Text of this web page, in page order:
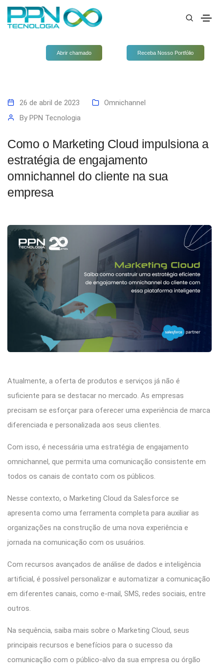
Abrir chamado Receba Nosso Portfólio
26 de abril de 2023
Omnichannel
By PPN Tecnologia
Como o Marketing Cloud impulsiona a
estratégia de engajamento
omnichannel do cliente na sua
empresa
Atualmente, a oferta de produtos e serviços já não é
suficiente para se destacar no mercado. As empresas
precisam se esforçar para oferecer uma experiência de marca
diferenciada e personalizada aos seus clientes.
Com isso, é necessária uma estratégia de engajamento
omnichannel, que permita uma comunicação consistente em
todos os canais de contato com os públicos.
Nesse contexto, o Marketing Cloud da Salesforce se
apresenta como uma ferramenta completa para auxiliar as
organizações na construção de uma nova experiência e
jornada na comunicação com os usuários.
Com recursos avançados de análise de dados e inteligência
artificial, é possível personalizar e automatizar a comunicação
em diferentes canais, como e-mail, SMS, redes sociais, entre
outros.
Na sequência, saiba mais sobre o Marketing Cloud, seus
principais recursos e benefícios para o sucesso da
comunicação com o público-alvo da sua empresa ou órgão